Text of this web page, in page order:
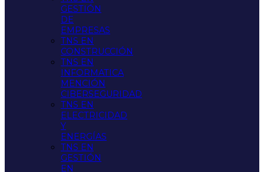
GESTIÓN
DE
EMPRESAS
TNS EN
CONSTRUCCIÓN
TNS EN
INFORMATICA
MENCIÓN
CIBERSEGURIDAD
TNS EN
ELECTRICIDAD
Y
ENERGÍAS
TNS EN
GESTIÓN
EN